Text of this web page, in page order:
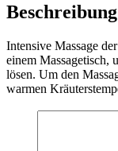
Beschreibung
Intensive Massage
einem Massagetisch,
lösen. Um den
warmen